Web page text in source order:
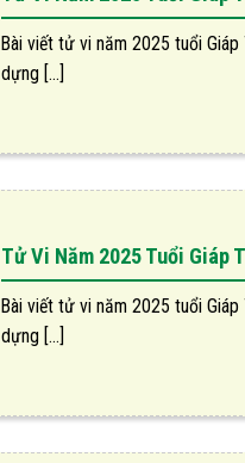
Bài viết tử vi năm 2025 tuổi
dựng [...]
Tử Vi Năm 2025 Tuổi Giáp
Bài viết tử vi năm 2025 tuổi
dựng [...]